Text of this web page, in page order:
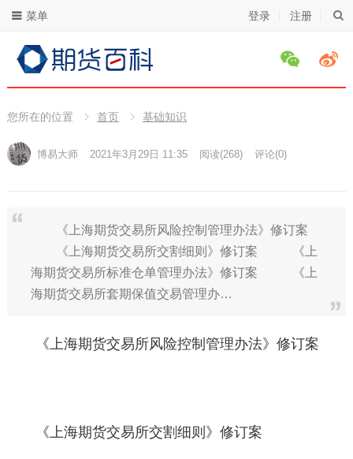
登录 注册
菜单
您所在的位置 首页 基础知识
博易大师 2021年3月29日 11:35 阅读(268) 评论(0)
《上海期货交易所风险控制管理办法》修订案
《上海期货交易所交割细则》修订案 《上
海期货交易所标准仓单管理办法》修订案 《上
海期货交易所套期保值交易管理办…
《上海期货交易所风险控制管理办法》修订案
《上海期货交易所交割细则》修订案